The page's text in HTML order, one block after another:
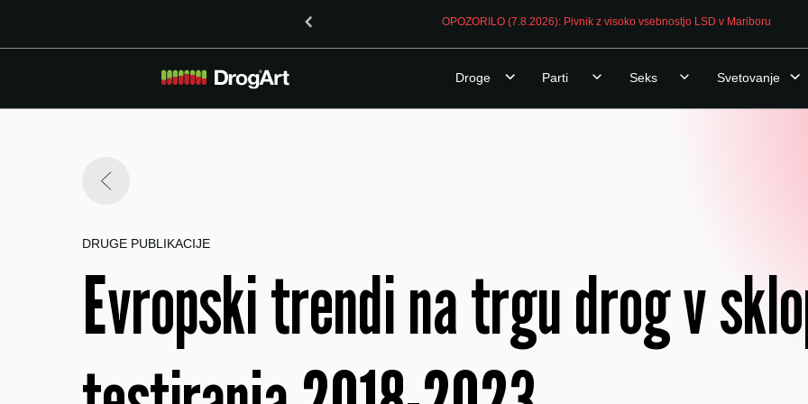
OPOZORILO (7.8.2026): Pivnik z visoko vsebnostjo LSD v Mariboru
Droge Parti Seks Svetovanje
DRUGE PUBLIKACIJE
Evropski trendi na trgu drog v